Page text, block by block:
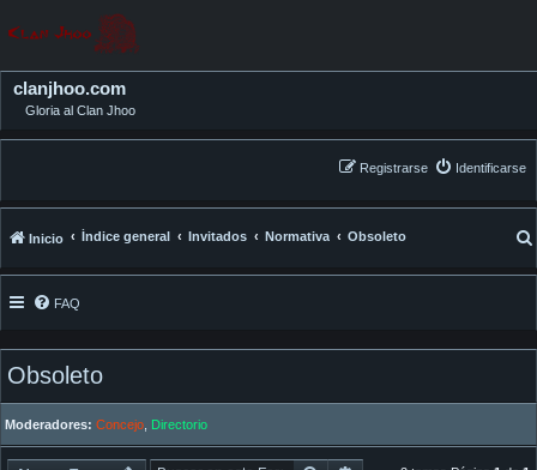
clanjhoo.com
Gloria al Clan Jhoo
Identificarse
Registrarse
Inicio Índice general Invitados Normativa Obsoleto
FAQ
Obsoleto
Moderadores: Concejo Directorio